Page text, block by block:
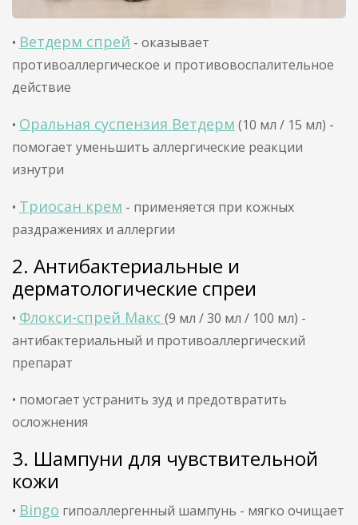
• Ветдерм спрей - оказывает
противоаллергическое и противовоспалительное
действие
• Оральная суспензия Ветдерм (10 мл / 15 мл) -
помогает уменьшить аллергические реакции
изнутри
• Триосан крем - применяется при кожных
раздражениях и аллергии
2. Антибактериальные и
дерматологические спреи
• Флокси-спрей Макс (9 мл / 30 мл / 100 мл) -
антибактериальный и противоаллергический
препарат
• помогает устранить зуд и предотвратить
осложнения
3. Шампуни для чувствительной
кожи
• Bingo гипоаллергенный шампунь - мягко очищает